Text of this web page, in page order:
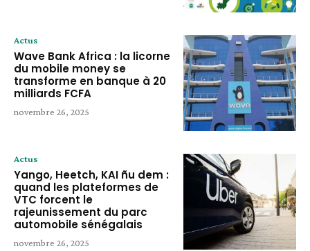
Actus
Wave Bank Africa : la licorne
du mobile money se
transforme en banque à 20
milliards FCFA
novembre 26, 2025
Actus
Yango, Heetch, KAI ñu dem :
quand les plateformes de
VTC forcent le
rajeunissement du parc
automobile sénégalais
novembre 26, 2025